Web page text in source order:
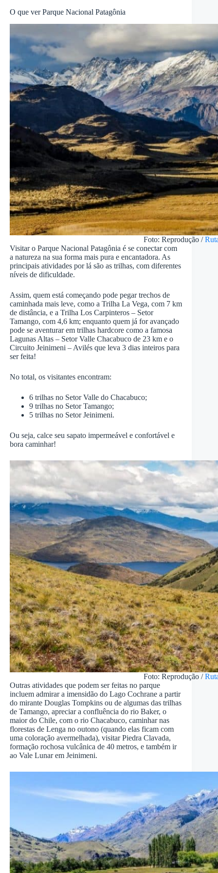
O que ver Parque Nacional Patagônia
Foto: Reprodução /
Visitar o Parque Nacional Patagônia é se conectar com
a natureza na sua forma mais pura e encantadora. As
principais atividades por lá são as trilhas, com diferentes
níveis de dificuldade.
Assim, quem está começando pode pegar trechos de
caminhada mais leve, como a Trilha La Vega, com 7 km
de distância, e a Trilha Los Carpinteros – Setor
Tamango, com 4,6 km; enquanto quem já for avançado
pode se aventurar em trilhas hardcore como a famosa
Lagunas Altas – Setor Valle Chacabuco de 23 km e o
Circuito Jeinimeni – Avilés que leva 3 dias inteiros para
ser feita!
No total, os visitantes encontram:
6 trilhas no Setor Valle do Chacabuco;
9 trilhas no Setor Tamango;
5 trilhas no Setor Jeinimeni.
Ou seja, calce seu sapato impermeável e confortável e
bora caminhar!
Foto: Reprodução /
Outras atividades que podem ser feitas no parque
incluem admirar a imensidão do Lago Cochrane a partir
do mirante Douglas Tompkins ou de algumas das trilhas
de Tamango, apreciar a confluência do rio Baker, o
maior do Chile, com o rio Chacabuco, caminhar nas
florestas de Lenga no outono (quando elas ficam com
uma coloração avermelhada), visitar Piedra Clavada,
formação rochosa vulcânica de 40 metros, e também ir
ao Vale Lunar em Jeinimeni.